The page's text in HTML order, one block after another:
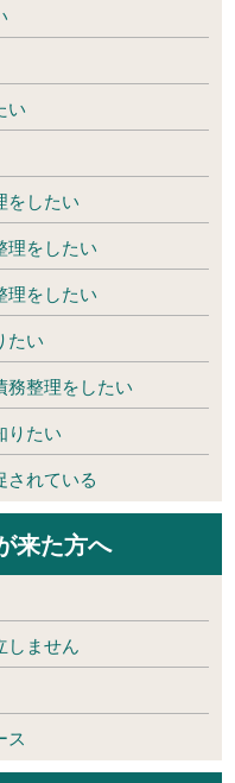
い
をしたい
理をしたい
理をしたい
たい
務整理をしたい
りたい
されている
来た方へ
しません
ス